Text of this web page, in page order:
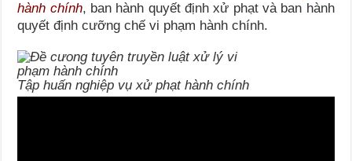
hành chính, ban hành quyết định xử phạt và ban hành
quyết định cưỡng chế vi phạm hành chính.
Tập huấn nghiệp vụ xử phạt hành chính